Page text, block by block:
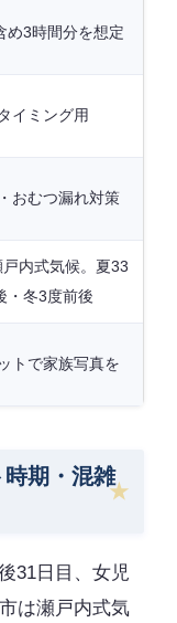
め3時間分を想定
イミング用
おむつ漏れ対策
内式気候。夏33
・冬3度前後
トで家族写真を
期・混雑
31日目、女児
は瀬戸内式気